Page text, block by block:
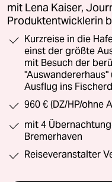
mit Lena Kaiser,
Produktentwicklerin
Kurzreise in die
einst der größte
mit Besuch der
Ausflug ins
960 € (DZ/HP/ohne
mit 4
Bremerhaven
Reiseveranstalter